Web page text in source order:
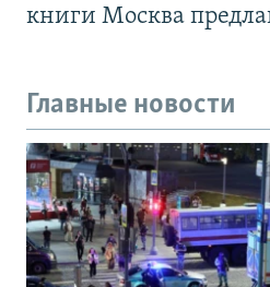
книги Москва
Главные новости